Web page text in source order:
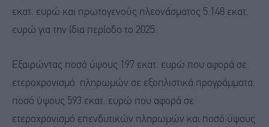
εκατ. ευρώ και πρωτογενούς πλεονάσματος 5.148 εκατ.
ευρώ για την ίδια περίοδο το 2025.
Εξαιρώντας ποσό ύψους 197 εκατ. ευρώ που αφορά σε
ετεροχρονισμό πληρωμών σε εξοπλιστικά προγράμματα,
ποσό ύψους 593 εκατ. ευρώ που αφορά σε
ετεροχρονισμό επενδυτικών πληρωμών και ποσό ύψους